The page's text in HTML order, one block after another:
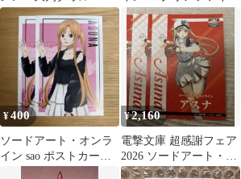
アスナ
¥400
ソードアート・オンラ
イン sao ポストカード
¥2,160
電撃文庫 超感謝フェア
2026 ソードアート・オ
ンライン 特典カード ア